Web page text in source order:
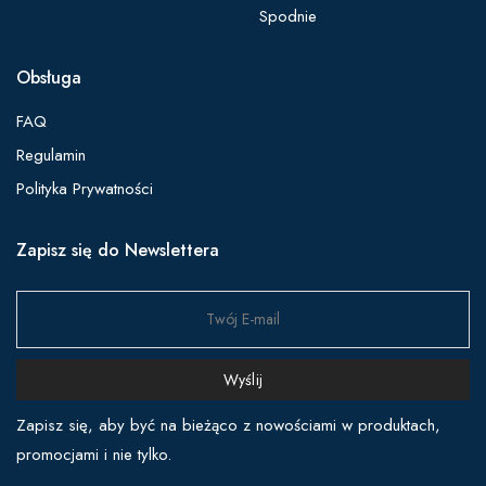
Spodnie
Obsługa
FAQ
Regulamin
Polityka Prywatności
Zapisz się do Newslettera
Wyślij
Zapisz się, aby być na bieżąco z nowościami w produktach,
promocjami i nie tylko.